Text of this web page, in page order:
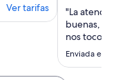
Ver tarifas
"La
buenas, el
nos toco
todo
Enviada el